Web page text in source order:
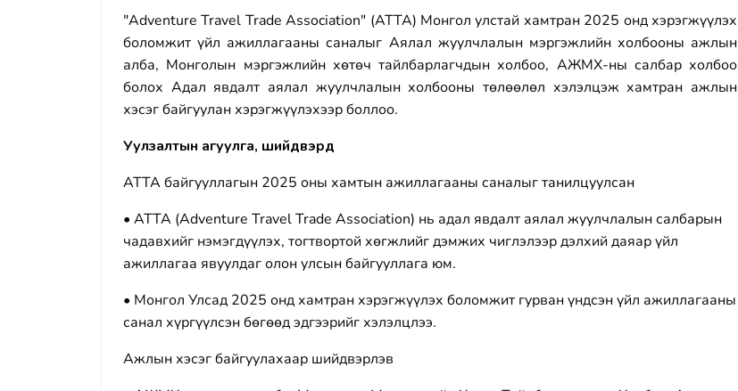
"Adventure Travel Trade Association" (ATTA) Монгол улстай хамтран 2025 онд хэрэгжүүлэх
боломжит үйл ажиллагааны саналыг Аялал жуулчлалын мэргэжлийн холбооны ажлын
алба, Монголын мэргэжлийн хөтөч тайлбарлагчдын холбоо, АЖМХ-ны салбар холбоо
болох Адал явдалт аялал жуулчлалын холбооны төлөөлөл хэлэлцэж хамтран ажлын
хэсэг байгуулан хэрэгжүүлэхээр боллоо.
Уулзалтын агуулга, шийдвэрүүд
ATTA байгууллагын 2025 оны хамтын ажиллагааны саналыг танилцуулсан
• ATTA (Adventure Travel Trade Association) нь адал явдалт аялал жуулчлалын салбарын
чадавхийг нэмэгдүүлэх, тогтвортой хөгжлийг дэмжих чиглэлээр дэлхий даяар үйл
ажиллагаа явуулдаг олон улсын байгууллага юм.
• Монгол Улсад 2025 онд хамтран хэрэгжүүлэх боломжит гурван үндсэн үйл ажиллагааны
санал хүргүүлсэн бөгөөд эдгээрийг хэлэлцлээ.
Ажлын хэсэг байгуулахаар шийдвэрлэв